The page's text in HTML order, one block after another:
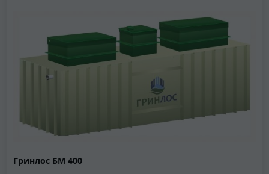
Гринлос БМ 400